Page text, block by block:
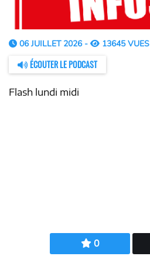
0
06 JUILLET 2026 - 13645 VUES
ÉCOUTER LE PODCAST
Flash lundi midi